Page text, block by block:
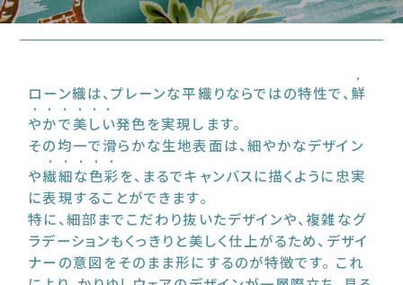
ローン織は、プレーンな平織りならではの特性で、 鮮
やかで美しい発色を実現します。
その均一で滑らかな生地表面は、細やかなデザイン
や繊細な色彩を、まるでキャンバスに描くように忠実
に表現することができます。
特に、細部までこだわり抜いたデザインや、複雑なグ
ラデーションもくっきりと美しく仕上がるため、デザイ
ナーの意図をそのまま形にするのが特徴です。 これ